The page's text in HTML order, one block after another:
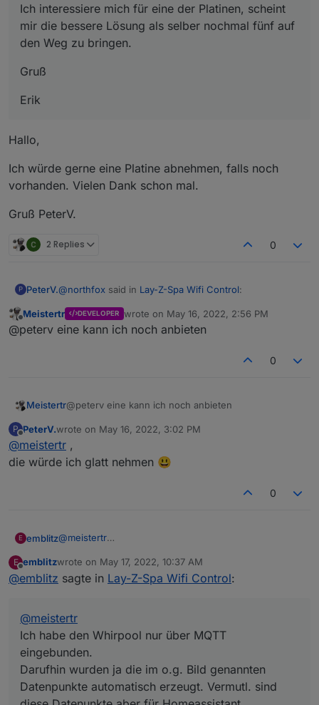
Ich interessiere mich für eine der Platinen, scheint
mir die bessere Lösung als selber nochmal fünf auf
den Weg zu bringen.
Gruß
Erik
Hallo,
Ich würde gerne eine Platine abnehmen, falls noch
vorhanden. Vielen Dank schon mal.
Gruß PeterV.
2 Replies 0
P PeterV.@northfox said in Lay-Z-Spa Wifi Control:
@ crizz
Ich interessiere mich für eine der Platinen, scheint
Gruß PeterV.
Offline
Meistertr DEVELOPER wrote on May 16, 2022, 2:56 PM
last edited by
@peterv eine kann ich noch anbieten
0
Meistertr@peterv eine kann ich noch anbieten
P
Offline
PeterV.wrote on May 16, 2022, 3:02 PM
last edited by
@meistertr ,
die würde ich glatt nehmen 😃
0
E emblitz@meistertr
Darufhin wurden ja die im o.g. Bild genannten
Datenpunkte automatisch erzeugt. Vermutl. sind diese
nutzbare Werte angezeigt. Bei den anderen Objekten
im Pfad /Mqtt/homeassistant/.... werden in den Feldern
für die Werte kurze "Skripte" aber keine Werte
angezeigt.
Ich habe daraufhin dein Skript eingefügt. Folgende
Objekte wurden angelegt:
Kannst du mal checken, das alle von dir im Skript
geschriebenen Objekte sind?
Ich meine, gem. deines Skriptes sollten noch weitere
E
Offline
emblitzwrote on May 17, 2022, 10:37 AM
last edited by
@emblitz sagte in Lay-Z-Spa Wifi Control:
@meistertr
Ich habe den Whirpool nur über MQTT
eingebunden.
Darufhin wurden ja die im o.g. Bild genannten
Datenpunkte automatisch erzeugt. Vermutl. sind